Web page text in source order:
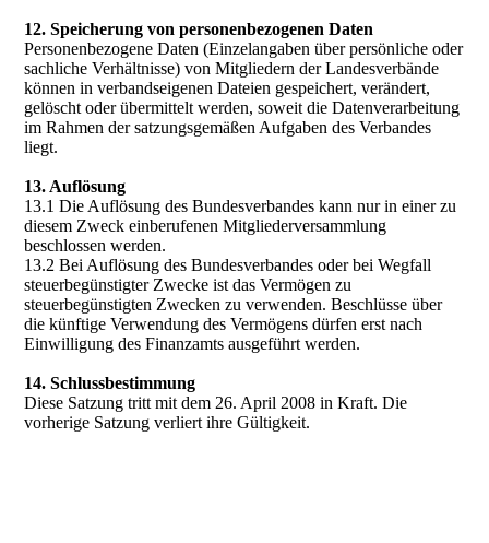
12. Speicherung von personenbezogenen Daten
Personenbezogene Daten (Einzelangaben über persönliche oder
sachliche Verhältnisse) von Mitgliedern der Landesverbände
können in verbandseigenen Dateien gespeichert, verändert,
gelöscht oder übermittelt werden, soweit die Datenverarbeitung
im Rahmen der satzungsgemäßen Aufgaben des Verbandes
liegt.
13. Auflösung
13.1 Die Auflösung des Bundesverbandes kann nur in einer zu
diesem Zweck einberufenen Mitgliederversammlung
beschlossen werden.
13.2 Bei Auflösung des Bundesverbandes oder bei Wegfall
steuerbegünstigter Zwecke ist das Vermögen zu
steuerbegünstigten Zwecken zu verwenden. Beschlüsse über
die künftige Verwendung des Vermögens dürfen erst nach
Einwilligung des Finanzamts ausgeführt werden.
14. Schlussbestimmung
Diese Satzung tritt mit dem 26. April 2008 in Kraft. Die
vorherige Satzung verliert ihre Gültigkeit.